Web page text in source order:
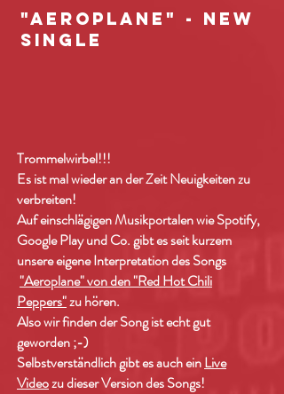
"Aeroplane" - New
Single
Trommelwirbel!!!
Es ist mal wieder an der Zeit Neuigkeiten zu
verbreiten!
Auf einschlägigen Musikportalen wie Spotify,
Google Play und Co. gibt es seit kurzem
unsere eigene Interpretation des Songs
"Aeroplane" von den "Red Hot Chili
Peppers"zu hören.
Also wir finden der Song ist echt gut
geworden ;-)
Selbstverständlich gibt es auch einLive
Videozu dieser Version des Songs!